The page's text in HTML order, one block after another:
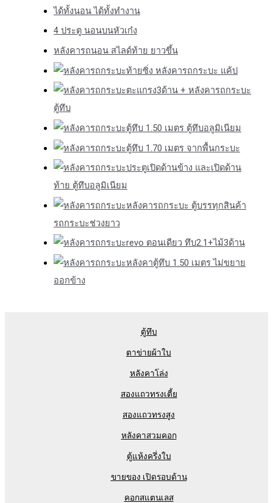
ได้ทั้งนอน ได้ทั้งทำงาน
4 ประตู นอนบนหัวเก๋ง
หลังคารถนอน สไลด์ท้าย ยาวขึ้น
ท้ายซิ่ง หลังคารถกระบะ แค้ป
ตะแกรง3ด้าน + หลังคารถกระบะ
ตู้ทึบ
ตู้ทึบ 1.50 เมตร ตู้ทึบอลูมิเนียม
ตู้ทึบ 1.70 เมตร จากพื้นกระบะ
ประตูเปิดด้านข้าง และเปิดด้าน
ท้าย ตู้ทึบอลูมิเนียม
หลังคารถกระบะ ตู้บรรทุกสินค้า
รถกระบะช่วงยาว
revo ตอนเดียว ทึบ2.1+ไม้3ด้าน
หลังคาตู้ทึบ 1.50 เมตร ไม่ขยาย
ออกข้าง
ตู้ทึบ
ตาข่ายผ้าใบ
หลังคาโล่ง
สองแถวทรงเตี้ย
สองแถวทรงสูง
หลังคาสวมคอก
ตู้แห้งครึ่งใบ
ขายของ เปิดรอบด้าน
คอกสแตนเลส